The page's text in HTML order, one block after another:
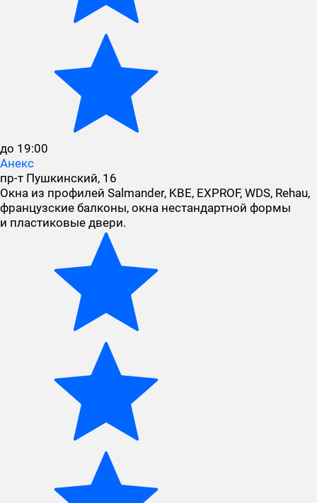
до 19:00
Анекс
пр-т Пушкинский, 16
Окна из профилей Salmander, KBE, EXPROF, WDS, Rehau,
французские балконы, окна нестандартной формы
и пластиковые двери.